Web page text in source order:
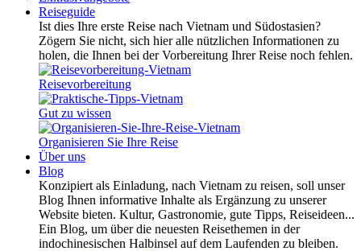
Reiseguide
Ist dies Ihre erste Reise nach Vietnam und Südostasien?
Zögern Sie nicht, sich hier alle nützlichen Informationen zu
holen, die Ihnen bei der Vorbereitung Ihrer Reise noch fehlen.
Reisevorbereitung
Gut zu wissen
Organisieren Sie Ihre Reise
Über uns
Blog
Konzipiert als Einladung, nach Vietnam zu reisen, soll unser
Blog Ihnen informative Inhalte als Ergänzung zu unserer
Website bieten. Kultur, Gastronomie, gute Tipps, Reiseideen...
Ein Blog, um über die neuesten Reisethemen in der
indochinesischen Halbinsel auf dem Laufenden zu bleiben.